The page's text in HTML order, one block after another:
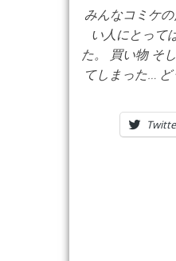
みんなコミケ
い人にとって
た。 買い物 そ
てしまった…